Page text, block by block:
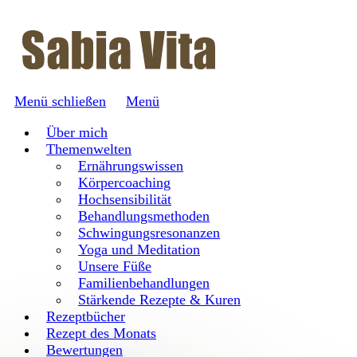
Menü schließen
Menü
Über mich
Themenwelten
Ernährungswissen
Körpercoaching
Hochsensibilität
Behandlungsmethoden
Schwingungsresonanzen
Yoga und Meditation
Unsere Füße
Familienbehandlungen
Stärkende Rezepte & Kuren
Rezeptbücher
Rezept des Monats
Bewertungen